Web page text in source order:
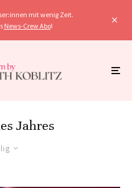
mit wenig Zeit.
News-Crew Abo!
Jahres